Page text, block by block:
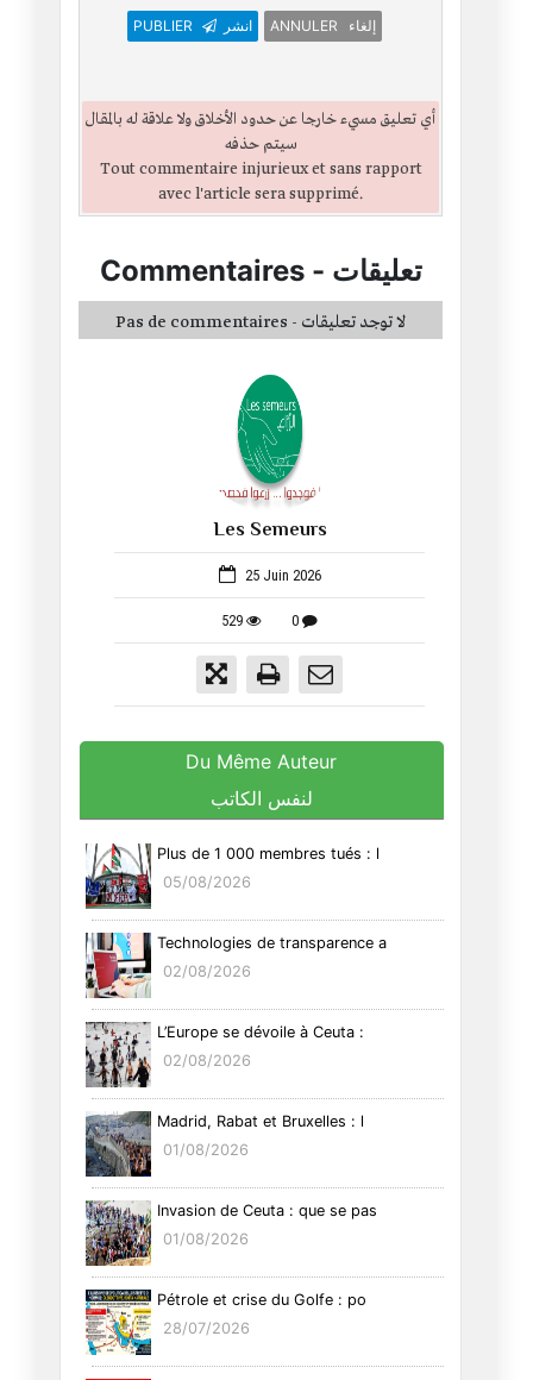
Les Semeurs
25 Juin 2026
529 0
Du Même Auteur
لنفس الكاتب
Plus de 1 000 membres tués : l
05/08/2026
Technologies de transparence a
02/08/2026
L’Europe se dévoile à Ceuta :
02/08/2026
Madrid, Rabat et Bruxelles : l
01/08/2026
Invasion de Ceuta : que se pas
01/08/2026
Pétrole et crise du Golfe : po
28/07/2026
PUBLIER انشر ANNULER إلغاء
أي تعليق مسيء خارجا عن حدود الأخلاق ولا علاقة له بالمقال
سيتم حذفه
Tout commentaire injurieux et sans rapport
avec l'article sera supprimé.
Commentaires- تعليقات
Pas de commentaires - لا توجد تعليقات